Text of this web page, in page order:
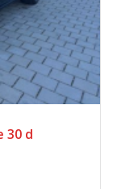
30 d